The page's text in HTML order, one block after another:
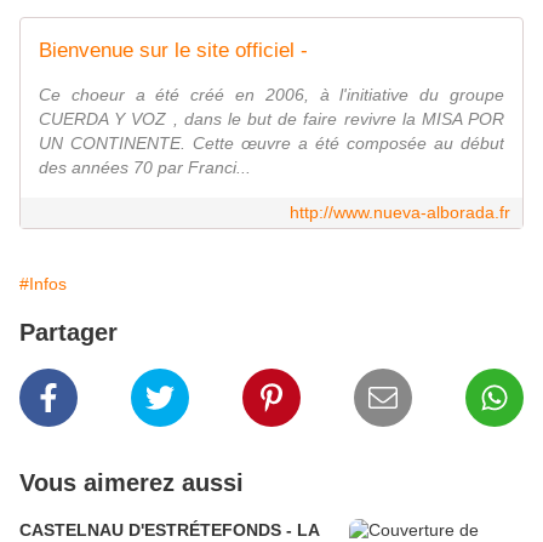
Bienvenue sur le site officiel -
Ce choeur a été créé en 2006, à l'initiative du groupe
CUERDA Y VOZ , dans le but de faire revivre la MISA POR
UN CONTINENTE. Cette œuvre a été composée au début
des années 70 par Franci...
http://www.nueva-alborada.fr
#Infos
Partager
Vous aimerez aussi
CASTELNAU D'ESTRÉTEFONDS - LA